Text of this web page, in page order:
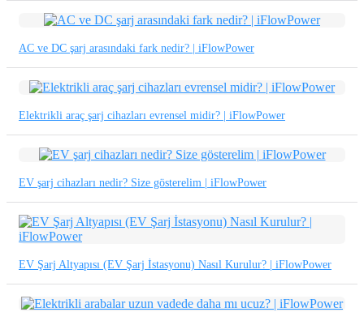
AC ve DC şarj arasındaki fark nedir? | iFlowPower
Elektrikli araç şarj cihazları evrensel midir? | iFlowPower
EV şarj cihazları nedir? Size gösterelim | iFlowPower
EV Şarj Altyapısı (EV Şarj İstasyonu) Nasıl Kurulur? | iFlowPower